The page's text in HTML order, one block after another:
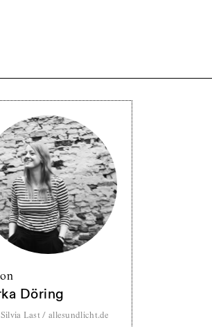
Döring
Silvia Last / allesundlicht.de